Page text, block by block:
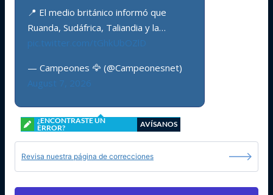
📍 El medio británico informó que
Ruanda, Sudáfrica, Taliandia y la…
pic.twitter.com/tGhkUbOZlD
— Campeones 🦅 (@Campeonesnet)
August 7, 2026
¿ENCONTRASTE UN
ERROR?
AVÍSANOS
Revisa nuestra página de correcciones